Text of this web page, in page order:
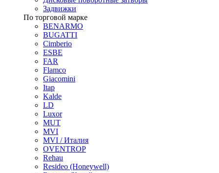
Задвижки
По торговой марке
BENARMO
BUGATTI
Cimberio
ESBE
FAR
Flamco
Giacomini
Itap
Kalde
LD
Luxor
MUT
MVI
MVI / Италия
OVENTROP
Rehau
Resideo (Honeywell)